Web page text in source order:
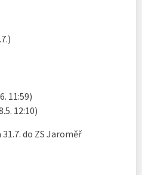
11:59)
12:10)
do ZS Jaroměř